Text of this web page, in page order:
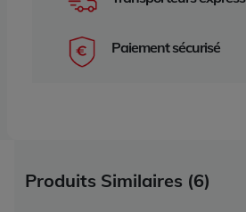
Paiement sécurisé
Produits Similaires (6)